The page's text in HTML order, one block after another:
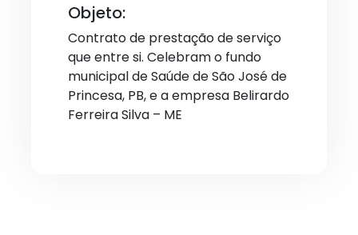
Objeto:
Contrato de prestação de serviço
que entre si. Celebram o fundo
municipal de Saúde de São José de
Princesa, PB, e a empresa Belirardo
Ferreira Silva – ME